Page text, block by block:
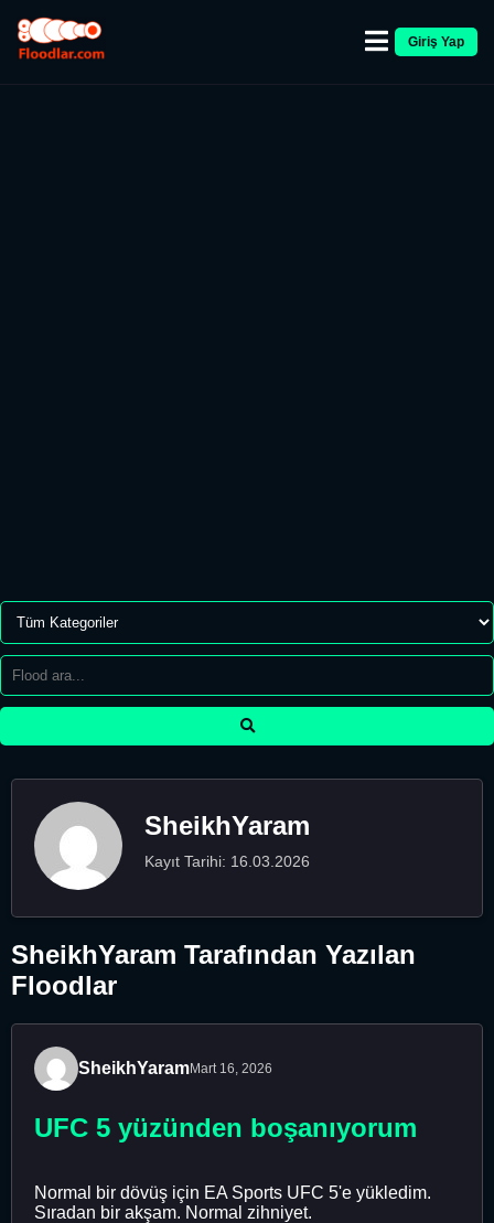
Giriş Yap
SheikhYaram
Kayıt Tarihi: 16.03.2026
SheikhYaram Tarafından Yazılan
Floodlar
SheikhYaramMart 16, 2026
UFC 5 yüzünden boşanıyorum
Normal bir dövüş için EA Sports UFC 5'e yükledim.
Sıradan bir akşam. Normal zihniyet.